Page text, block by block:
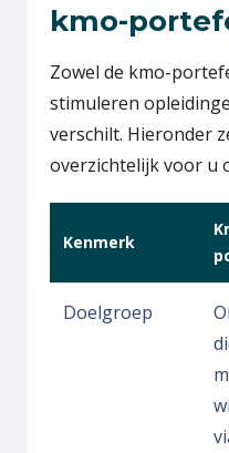
kmo-
Zowel de kmo-
stimuleren
verschilt. Hieronder
overzichtelijk voor u
Kenmerk
Doelgroep